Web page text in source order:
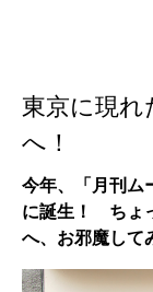
東京に現
へ！
今年、「月刊ム
に誕生！ ちょ
へ、お邪魔して